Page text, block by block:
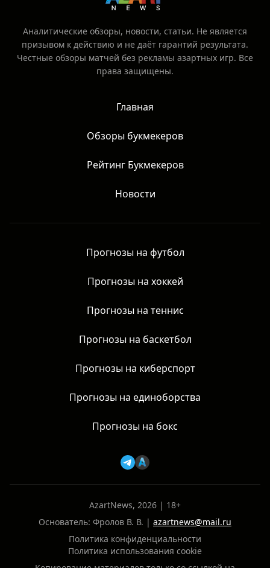
Аналитические обзоры, новости, статьи. Не является
призывом к действию и не даёт гарантий результата.
Честные обзоры матчей без рекламы азартных игр. Все
права защищены.
Главная
Обзоры букмекеров
Рейтинг Букмекеров
Новости
Прогнозы на футбол
Прогнозы на хоккей
Прогнозы на теннис
Прогнозы на баскетбол
Прогнозы на киберспорт
Прогнозы на единоборства
Прогнозы на бокс
AzartNews, 2026 | 18+
Основатель: Фролов В. В. | azartnews@mail.ru
Политика конфиденциальности
Политика использования cookie